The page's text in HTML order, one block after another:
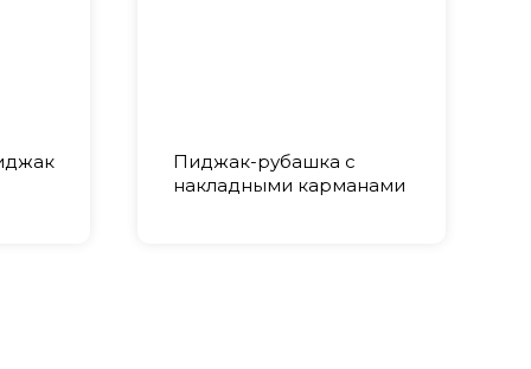
Пиджак-рубашка с
накладными карманами